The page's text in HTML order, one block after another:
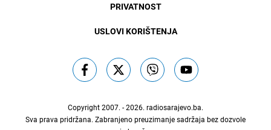
PRIVATNOST
USLOVI KORIŠTENJA
Copyright 2007. - 2026. radiosarajevo.ba.
Sva prava pridržana. Zabranjeno preuzimanje sadržaja bez dozvole